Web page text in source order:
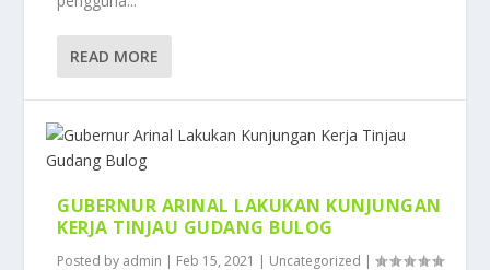
READ MORE
GUBERNUR ARINAL LAKUKAN KUNJUNGAN
KERJA TINJAU GUDANG BULOG
Posted by admin | Feb 15, 2021 | Uncategorized |